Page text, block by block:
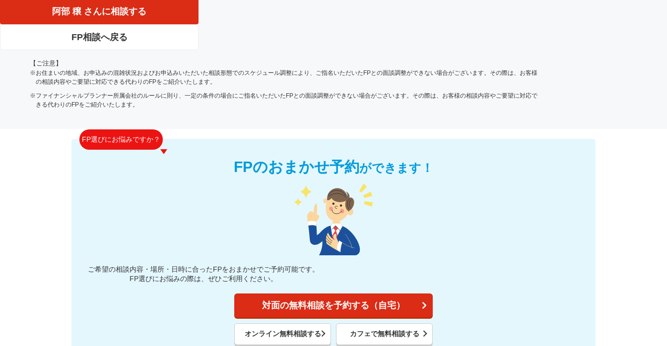
阿部 穣 さんに相談する
FP相談へ戻る
【ご注意】
※お住まいの地域、お申込みの混雑状況およびお申込みいただいた相談形態でのスケジュール調整により、ご指名いただいたFPとの面談調整ができない場合がございます。その際は、お客様
の相談内容やご要望に対応できる代わりのFPをご紹介いたします。
※ファイナンシャルプランナー所属会社のルールに則り、一定の条件の場合にご指名いただいたFPとの面談調整ができない場合がございます。その際は、お客様の相談内容やご要望に対応で
きる代わりのFPをご紹介いたします。
FP選びにお悩みですか？
FPのおまかせ予約ができます！
ご希望の相談内容・場所・日時に合ったFPをおまかせでご予約可能です。
FP選びにお悩みの際は、ぜひご利用ください。
対面の無料相談を予約する（自宅）
オンライン無料相談する カフェで無料相談する